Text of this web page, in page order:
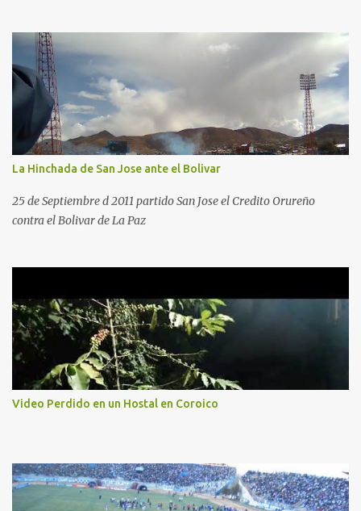
La Hinchada de San Jose ante el Bolivar
25 de Septiembre d 2011 partido San Jose el Credito Orureño
contra el Bolivar de La Paz
Video Perdido en un Hostal en Coroico